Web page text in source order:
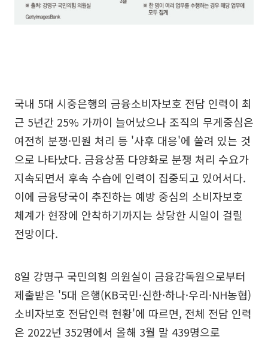
국내 5대 시중은행의 금융소비자보호 전담 인력이 최
근 5년간 25% 가까이 늘어났으나 조직의 무게중심은
여전히 분쟁·민원 처리 등 '사후 대응'에 쏠려 있는 것
으로 나타났다. 금융상품 다양화로 분쟁 처리 수요가
지속되면서 후속 수습에 인력이 집중되고 있어서다.
이에 금융당국이 추진하는 예방 중심의 소비자보호
체계가 현장에 안착하기까지는 상당한 시일이 걸릴
전망이다.
8일 강명구 국민의힘 의원실이 금융감독원으로부터
제출받은 '5대 은행(KB국민·신한·하나·우리·NH농협)
소비자보호 전담인력 현황'에 따르면, 전체 전담 인력
은 2022년 352명에서 올해 3월 말 439명으로